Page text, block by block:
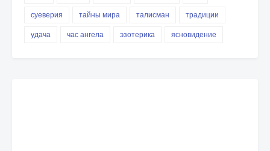
суеверия
тайны мира талисман
традиции
удача
час ангела эзотерика ясновидение